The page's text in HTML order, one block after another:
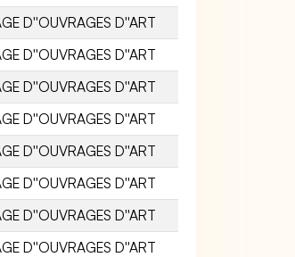
D''OUVRAGES D''ART
D''OUVRAGES D''ART
D''OUVRAGES D''ART
D''OUVRAGES D''ART
D''OUVRAGES D''ART
D''OUVRAGES D''ART
D''OUVRAGES D''ART
D''OUVRAGES D''ART